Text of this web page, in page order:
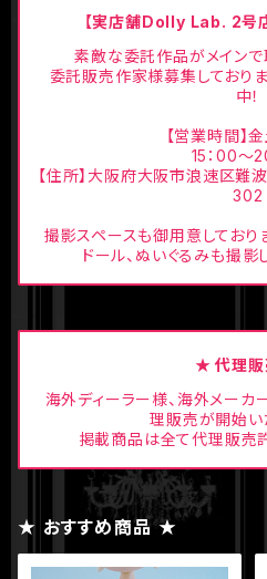
【実店舗Dolly Lab. 2号
素敵な委託作品がメインで
委託販売作家様募集しており
中！
【営業時間】
15：00〜
【住所】大阪府大阪市浪速区難
302
撮影スペースも御用意しており
ドール、ぬいぐるみも撮影
★ 代理
海外ディーラー様、海外メーカ
理販売が開始い
掲載商品は全て代理販売
★ おすすめ商品 ★